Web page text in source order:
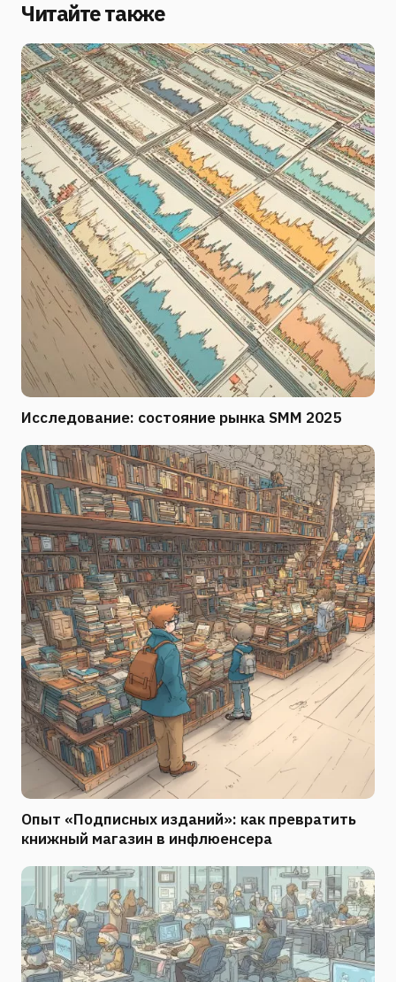
Читайте также
Исследование: состояние рынка SMM 2025
Опыт «Подписных изданий»: как превратить
книжный магазин в инфлюенсера